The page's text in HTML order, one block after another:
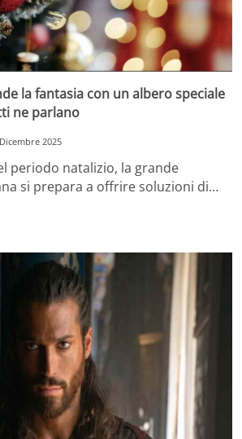
la fantasia con un albero speciale
ne parlano
2025
periodo natalizio, la grande
si prepara a offrire soluzioni di…